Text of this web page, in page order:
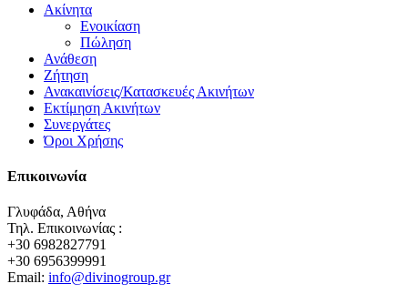
Ακίνητα
Ενοικίαση
Πώληση
Ανάθεση
Ζήτηση
Ανακαινίσεις/Κατασκευές Ακινήτων
Εκτίμηση Ακινήτων
Συνεργάτες
Όροι Χρήσης
Επικοινωνία
Γλυφάδα, Αθήνα
Τηλ. Επικοινωνίας :
+30 6982827791
+30 6956399991
Email: info@divinogroup.gr